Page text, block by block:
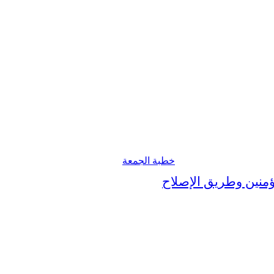
خطبة الجمعة
خُلُق المؤمنين وطريق الإصلاح